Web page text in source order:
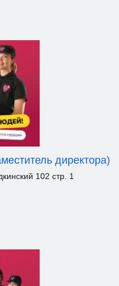
директора)
102 стр. 1